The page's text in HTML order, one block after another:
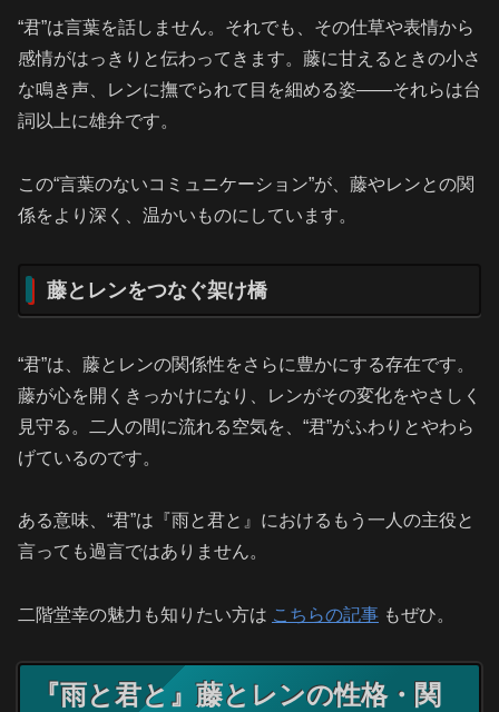
“君”は言葉を話しません。それでも、その仕草や表情から
感情がはっきりと伝わってきます。藤に甘えるときの小さ
な鳴き声、レンに撫でられて目を細める姿——それらは台
詞以上に雄弁です。
この“言葉のないコミュニケーション”が、藤やレンとの関
係をより深く、温かいものにしています。
藤とレンをつなぐ架け橋
“君”は、藤とレンの関係性をさらに豊かにする存在です。
藤が心を開くきっかけになり、レンがその変化をやさしく
見守る。二人の間に流れる空気を、“君”がふわりとやわら
げているのです。
ある意味、“君”は『雨と君と』におけるもう一人の主役と
言っても過言ではありません。
二階堂幸の魅力も知りたい方は こちらの記事 もぜひ。
『雨と君と』藤とレンの性格・関